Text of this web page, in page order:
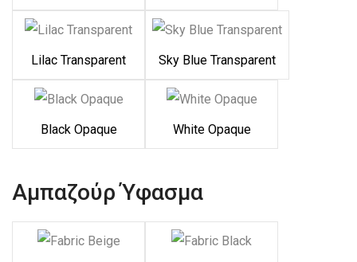
Lilac Transparent Sky Blue Transparent
Black Opaque White Opaque
Αμπαζούρ Ύφασμα